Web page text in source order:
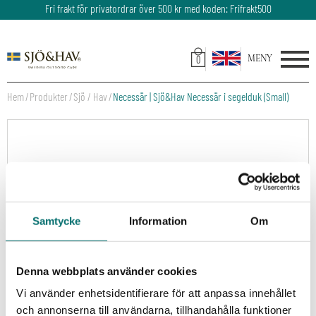
Samtycke Information Om
Denna webbplats använder cookies
Vi använder enhetsidentifierare för att anpassa innehållet
och annonserna till användarna, tillhandahålla funktioner
Fri frakt för privatordrar över 500 kr med koden: Frifrakt500
Leveranstid: 2-3 dagar
0
Hem Produkter Sjö / Hav Necessär | Sjö&Hav Necessär i segelduk (Small)